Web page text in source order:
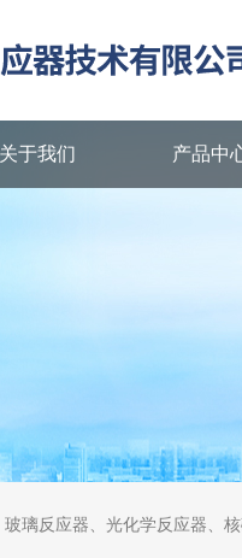
关于我们 产品中
璃反应器、光化学反应器、核